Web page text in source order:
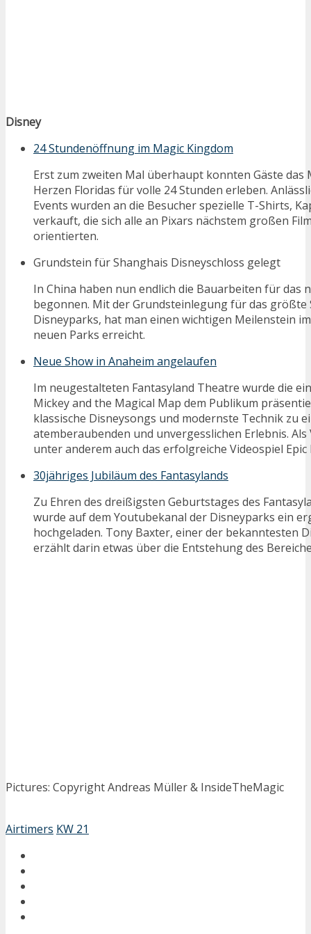
Disney
24 Stundenöffnung im Magic Kingdom
Erst zum zweiten Mal überhaupt konnten Gäste das
Herzen Floridas für volle 24 Stunden erleben.
Events wurden an die Besucher spezielle T-Shirts,
verkauft, die sich alle an Pixars nächstem großen
orientierten.
Grundstein für Shanghais Disneyschloss gelegt
In China haben nun endlich die Bauarbeiten für das
begonnen. Mit der Grundsteinlegung für das größte
Disneyparks, hat man einen wichtigen Meilenstein
neuen Parks erreicht.
Neue Show in Anaheim angelaufen
Im neugestalteten Fantasyland Theatre wurde die
Mickey and the Magical Map dem Publikum
klassische Disneysongs und modernste Technik zu
atemberaubenden und unvergesslichen Erlebnis.
unter anderem auch das erfolgreiche Videospiel Epic
30jähriges Jubiläum des Fantasylands
Zu Ehren des dreißigsten Geburtstages des
wurde auf dem Youtubekanal der Disneyparks ein
hochgeladen. Tony Baxter, einer der bekanntesten
erzählt darin etwas über die Entstehung des
Pictures: Copyright Andreas Müller & InsideTheMagic
Airtimers KW 21